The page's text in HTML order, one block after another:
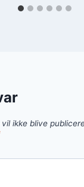
ikke blive